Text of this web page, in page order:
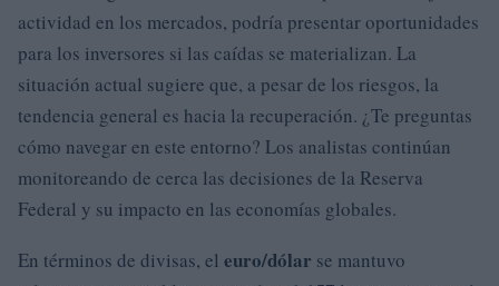
actividad en los mercados, podría presentar oportunidades
para los inversores si las caídas se materializan. La
situación actual sugiere que, a pesar de los riesgos, la
tendencia general es hacia la recuperación. ¿Te preguntas
cómo navegar en este entorno? Los analistas continúan
monitoreando de cerca las decisiones de la Reserva
Federal y su impacto en las economías globales.
En términos de divisas, el euro/dólar se mantuvo